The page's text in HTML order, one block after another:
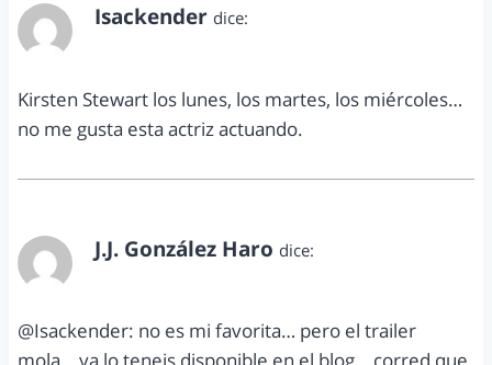
Isackender dice:
Kirsten Stewart los lunes, los martes, los miércoles…
no me gusta esta actriz actuando.
J.J. González Haro dice:
@Isackender: no es mi favorita… pero el trailer